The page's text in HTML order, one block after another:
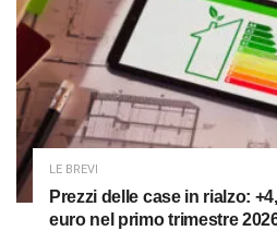
LE BREVI
Prezzi delle case in rialzo:
euro nel primo trimestre